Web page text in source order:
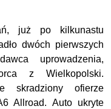
już po kilkunastu
dwóch pierwszych
uprowadzenia,
z Wielkopolski.
skradziony ofierze
Allroad. Auto ukryte